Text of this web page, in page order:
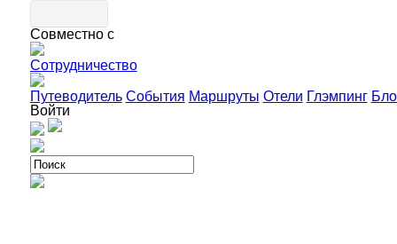
Совместно с
Сотрудничество
Путеводитель События Маршруты Отели Глэмпинг
Войти